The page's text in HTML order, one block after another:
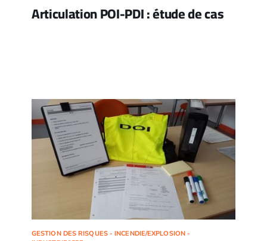
Articulation POI-PDI : étude de cas
GESTION DES RISQUES - INCENDIE/EXPLOSION -